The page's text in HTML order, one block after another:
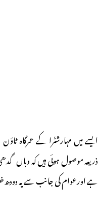
ایسے میں مہارشٹرا کے عمرگاہ
ذریعہ موصول ہوئی ہیں کہ وہاں
ہے اورعوام کی جانب سے یہ دودھ